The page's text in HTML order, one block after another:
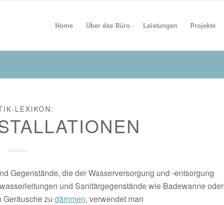
Home Über das Büro Leistungen Projekte
LEXIKON:
Gegenstände, die der Wasserversorgung und -entsorgung
und Sanitärgegenstände wie Badewanne oder
Geräusche zu dämmen, verwendet man